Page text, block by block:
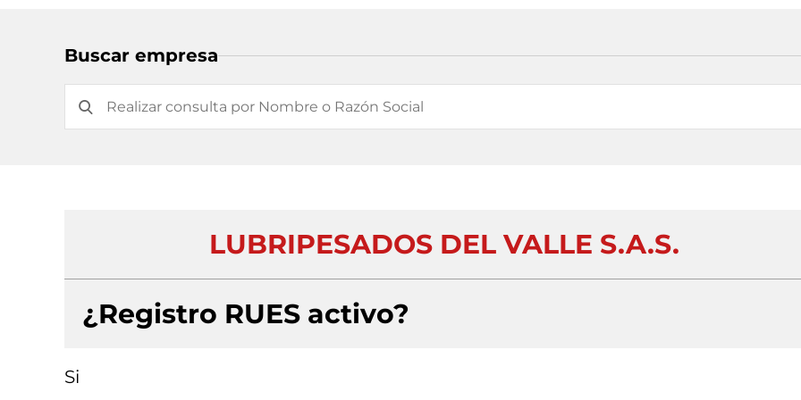
Buscar empresa
LUBRIPESADOS DEL VALLE S.A.S.
¿Registro RUES activo?
Si